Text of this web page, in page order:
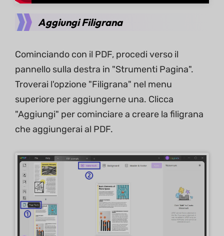
Aggiungi Filigrana
Cominciando con il PDF, procedi verso il
pannello sulla destra in "Strumenti Pagina".
Troverai l'opzione "Filigrana" nel menu
superiore per aggiungerne una. Clicca
"Aggiungi" per cominciare a creare la filigrana
che aggiungerai al PDF.